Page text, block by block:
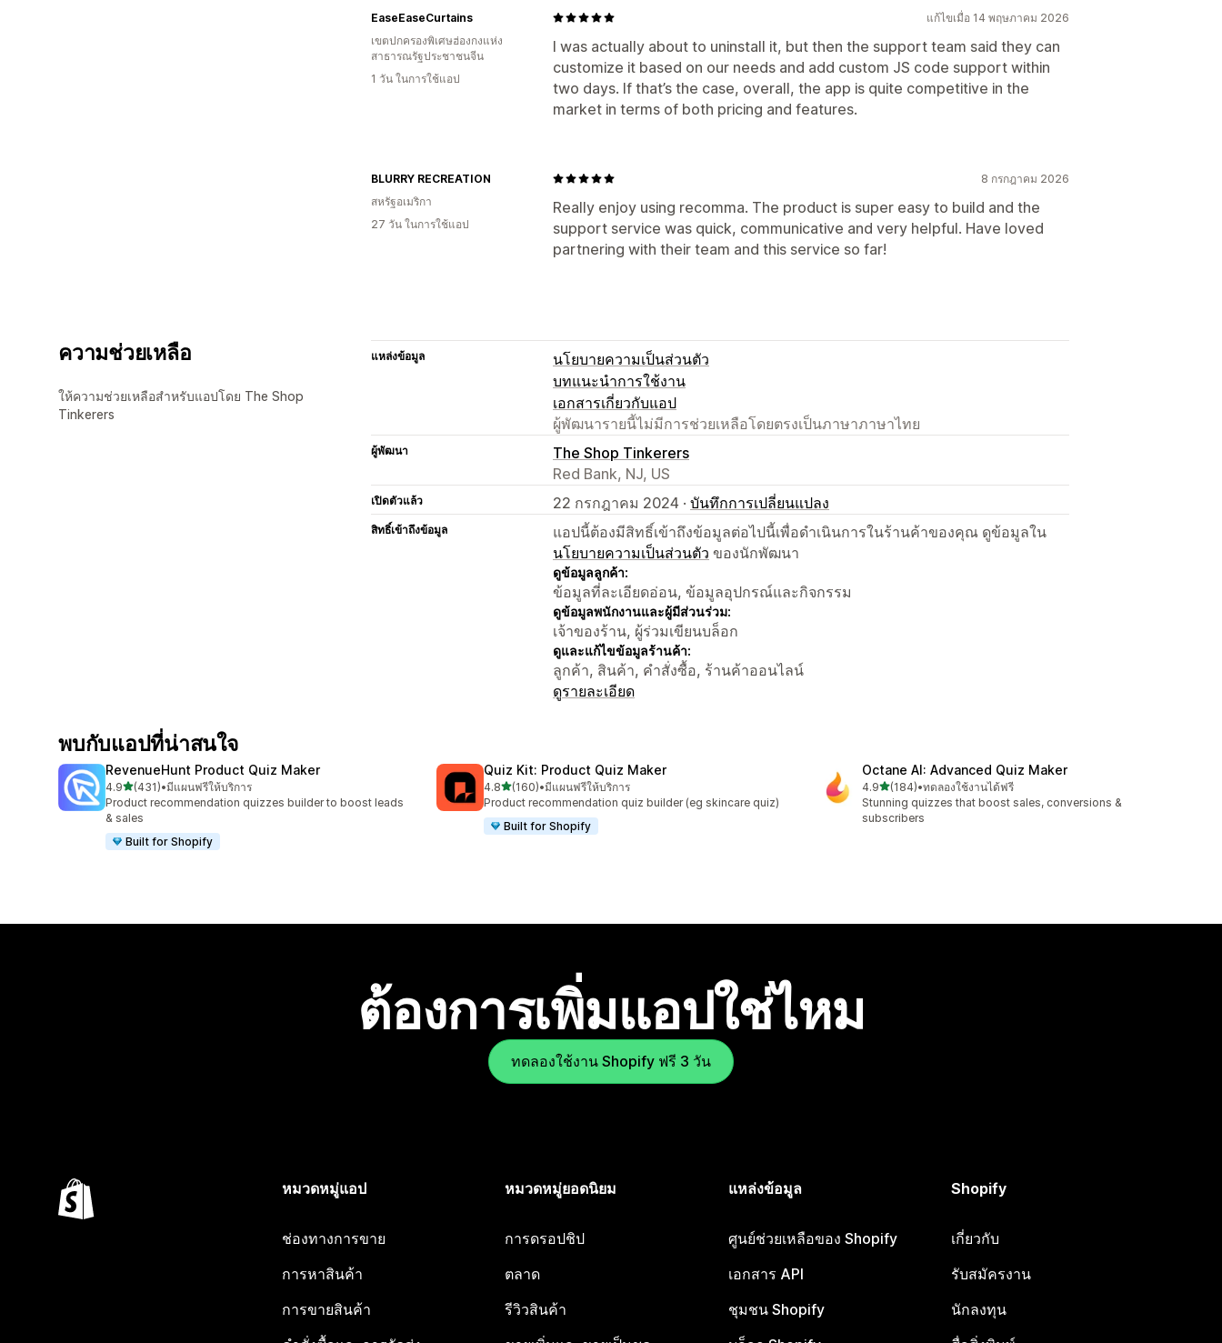
แก้ไขเมื่อ 14 พฤษภาคม 2026
I was actually about to uninstall it, but then the support team said they can
customize it based on our needs and add custom JS code support within
two days. If that’s the case, overall, the app is quite competitive in the
market in terms of both pricing and features.
EaseEaseCurtains
เขตปกครองพิเศษฮ่องกงแห่ง
สาธารณรัฐประชาชนจีน
1 วัน ในการใช้แอป
8 กรกฎาคม 2026
Really enjoy using recomma. The product is super easy to build and the
support service was quick, communicative and very helpful. Have loved
partnering with their team and this service so far!
BLURRY RECREATION
สหรัฐอเมริกา
27 วัน ในการใช้แอป
ความช่วยเหลือ
ให้ความช่วยเหลือสำหรับแอปโดย The Shop
Tinkerers
แหล่งข้อมูล
นโยบายความเป็นส่วนตัว
บทแนะนำการใช้งาน
เอกสารเกี่ยวกับแอป
ผู้พัฒนารายนี้ไม่มีการช่วยเหลือโดยตรงเป็นภาษาภาษาไทย
ผู้พัฒนา
The Shop Tinkerers
Red Bank, NJ, US
เปิดตัวแล้ว 22 กรกฎาคม 2024 · บันทึกการเปลี่ยนแปลง
สิทธิ์เข้าถึงข้อมูล
แอปนี้ต้องมีสิทธิ์เข้าถึงข้อมูลต่อไปนี้เพื่อดำเนินการในร้านค้าของคุณ ดูข้อมูลใน
นโยบายความเป็นส่วนตัว ของนักพัฒนา
ดูข้อมูลลูกค้า:
ข้อมูลที่ละเอียดอ่อน, ข้อมูลอุปกรณ์และกิจกรรม
ดูข้อมูลพนักงานและผู้มีส่วนร่วม:
เจ้าของร้าน, ผู้ร่วมเขียนบล็อก
ดูและแก้ไขข้อมูลร้านค้า:
ลูกค้า, สินค้า, คำสั่งซื้อ, ร้านค้าออนไลน์
ดูรายละเอียด
พบกับแอปที่น่าสนใจ
RevenueHunt Product Quiz Maker
4.9เต็ม 5 ดาว
(431)
ทั้งหมด 431 รีวิว
•มีแผนฟรีให้บริการ
Product recommendation quizzes builder to boost leads
& sales
Built for Shopify
Quiz Kit: Product Quiz Maker
4.8เต็ม 5 ดาว
(160)
ทั้งหมด 160 รีวิว
•มีแผนฟรีให้บริการ
Product recommendation quiz builder (eg skincare quiz)
Built for Shopify
Octane AI: Advanced Quiz Maker
4.9เต็ม 5 ดาว
(184)
ทั้งหมด 184 รีวิว
•ทดลองใช้งานได้ฟรี
Stunning quizzes that boost sales, conversions &
subscribers
ต้องการเพิ่มแอปใช่ไหม
ทดลองใช้งาน Shopify ฟรี 3 วัน
หมวดหมู่แอป
ช่องทางการขาย
การหาสินค้า
การขายสินค้า
หมวดหมู่ยอดนิยม
การดรอปชิป
ตลาด
รีวิวสินค้า
แหล่งข้อมูล
ศูนย์ช่วยเหลือของ Shopify
เอกสาร API
ชุมชน Shopify
Shopify
เกี่ยวกับ
รับสมัครงาน
นักลงทุน